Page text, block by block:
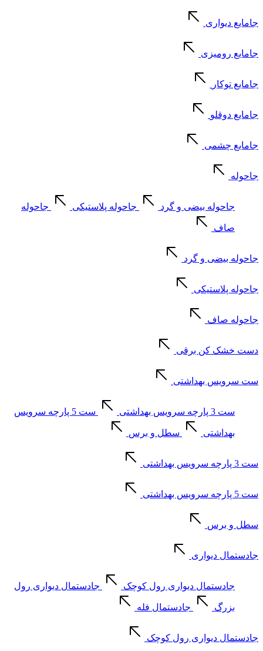
جامایع دیواری
جامایع رومیزی
جامایع توکار
جامایع دوقلو
جامایع چشمی
جاحوله
جاحوله بیضی و گرد جاحوله پلاستیکی جاحوله
صاف
جاحوله بیضی و گرد
جاحوله پلاستیکی
جاحوله صاف
دست خشک کن برقی
ست سرویس بهداشتی
ست 3 پارچه سرویس بهداشتی ست 5 پارچه سرویس
بهداشتی سطل و برس
ست 3 پارچه سرویس بهداشتی
ست 5 پارچه سرویس بهداشتی
سطل و برس
جادستمال دیواری
جادستمال دیواری رول کوچک جادستمال دیواری رول
بزرگ جادستمال فله
جادستمال دیواری رول کوچک